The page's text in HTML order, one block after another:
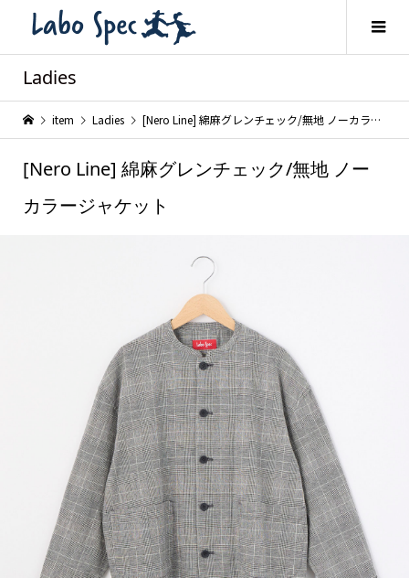
Ladies
item Ladies [Nero Line] 綿麻グレンチェック/無地 ノーカラージャケット
[Nero Line] 綿麻グレンチェック/無地 ノー
カラージャケット